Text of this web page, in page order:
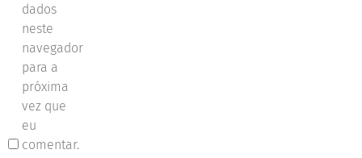
dados
neste
navegador
para a
próxima
vez que
eu
comentar.